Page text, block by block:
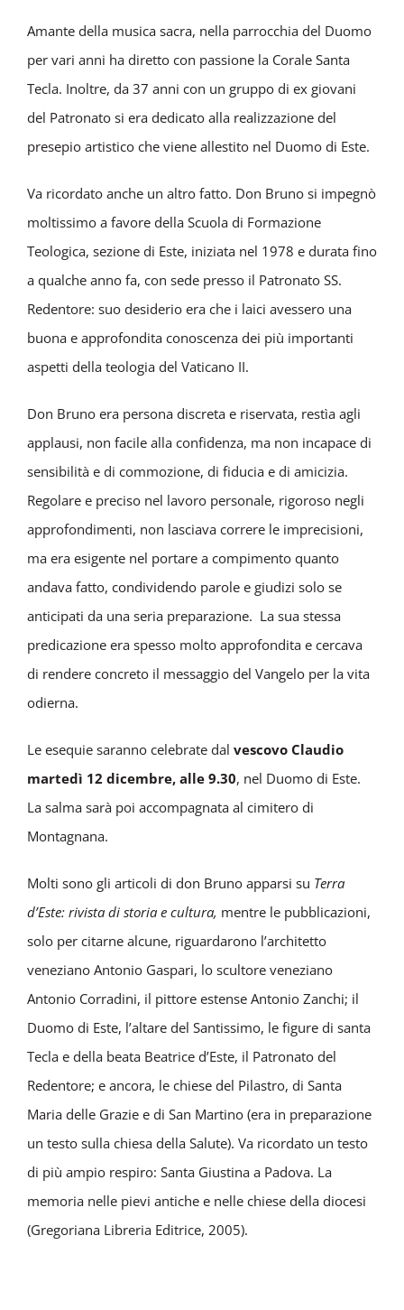
Amante della musica sacra, nella parrocchia del Duomo
per vari anni ha diretto con passione la Corale Santa
Tecla. Inoltre, da 37 anni con un gruppo di ex giovani
del Patronato si era dedicato alla realizzazione del
presepio artistico che viene allestito nel Duomo di Este.
Va ricordato anche un altro fatto. Don Bruno si impegnò
moltissimo a favore della Scuola di Formazione
Teologica, sezione di Este, iniziata nel 1978 e durata fino
a qualche anno fa, con sede presso il Patronato SS.
Redentore: suo desiderio era che i laici avessero una
buona e approfondita conoscenza dei più importanti
aspetti della teologia del Vaticano II.
Don Bruno era persona discreta e riservata, restìa agli
applausi, non facile alla confidenza, ma non incapace di
sensibilità e di commozione, di fiducia e di amicizia.
Regolare e preciso nel lavoro personale, rigoroso negli
approfondimenti, non lasciava correre le imprecisioni,
ma era esigente nel portare a compimento quanto
andava fatto, condividendo parole e giudizi solo se
anticipati da una seria preparazione. La sua stessa
predicazione era spesso molto approfondita e cercava
di rendere concreto il messaggio del Vangelo per la vita
odierna.
Le esequie saranno celebrate dal vescovo Claudio
martedì 12 dicembre, alle 9.30, nel Duomo di Este.
La salma sarà poi accompagnata al cimitero di
Montagnana.
Molti sono gli articoli di don Bruno apparsi su Terra
d’Este: rivista di storia e cultura, mentre le pubblicazioni,
solo per citarne alcune, riguardarono l’architetto
veneziano Antonio Gaspari, lo scultore veneziano
Antonio Corradini, il pittore estense Antonio Zanchi; il
Duomo di Este, l’altare del Santissimo, le figure di santa
Tecla e della beata Beatrice d’Este, il Patronato del
Redentore; e ancora, le chiese del Pilastro, di Santa
Maria delle Grazie e di San Martino (era in preparazione
un testo sulla chiesa della Salute). Va ricordato un testo
di più ampio respiro: Santa Giustina a Padova. La
memoria nelle pievi antiche e nelle chiese della diocesi
(Gregoriana Libreria Editrice, 2005).